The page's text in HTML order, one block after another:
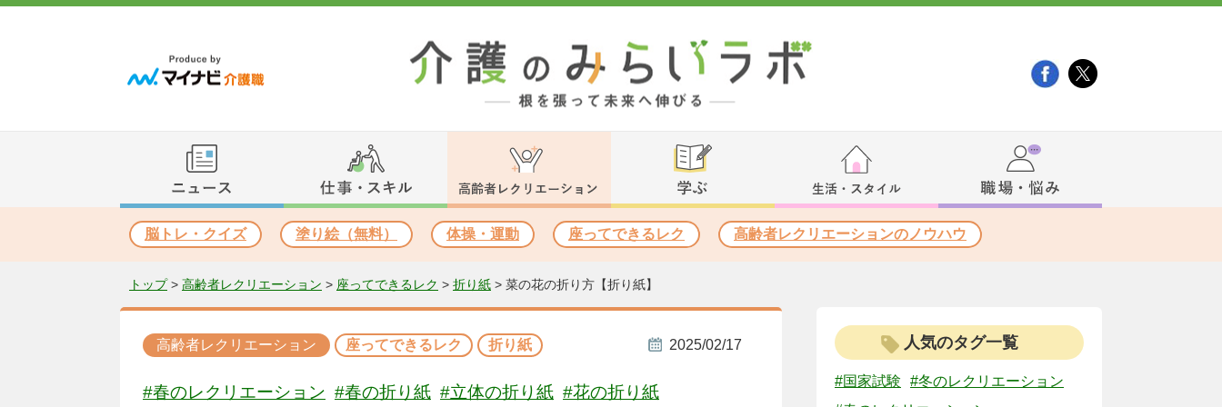
脳トレ・クイズ 塗り絵（無料） 体操・運動 座ってできるレク 高齢者レクリエーションのノウハウ
トップ> 高齢者レクリエーション > 座ってできるレク > 折り紙 > 菜の花の折り方【折り紙】
高齢者レクリエーション 座ってできるレク 折り紙 2025/02/17
#春のレクリエーション #春の折り紙 #立体の折り紙 #花の折り紙
人気のタグ一覧
#国家試験
#冬のレクリエーション